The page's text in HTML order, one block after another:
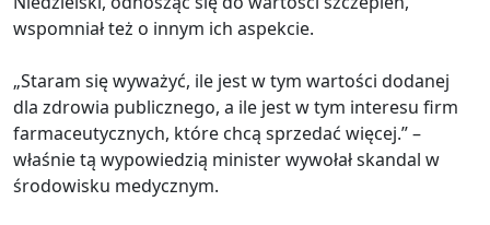
wspomniał też o innym ich aspekcie.
„Staram się wyważyć, ile jest w tym wartości dodanej
dla zdrowia publicznego, a ile jest w tym interesu firm
farmaceutycznych, które chcą sprzedać więcej.” –
właśnie tą wypowiedzią minister wywołał skandal w
środowisku medycznym.